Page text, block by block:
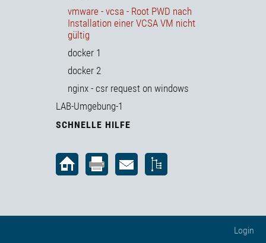
vmware - vcsa - Root PWD nach
Installation einer VCSA VM nicht
gültig
docker 1
docker 2
nginx - csr request on windows
LAB-Umgebung-1
SCHNELLE HILFE
Login